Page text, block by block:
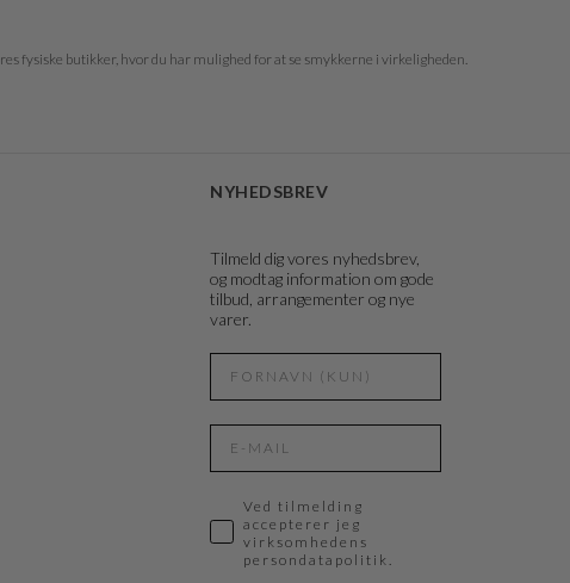
fysiske butikker, hvor du har mulighed for at se smykkerne i virkeligheden.
NYHEDSBREV
Tilmeld dig vores nyhedsbrev,
og modtag information om gode
tilbud, arrangementer og nye
varer.
Ved tilmelding
accepterer jeg
virksomhedens
persondatapolitik.